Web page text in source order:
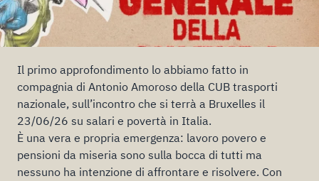
Il primo approfondimento lo abbiamo fatto in
compagnia di Antonio Amoroso della CUB trasporti
nazionale, sull’incontro che si terrà a Bruxelles il
23/06/26 su salari e povertà in Italia.
È una vera e propria emergenza: lavoro povero e
pensioni da miseria sono sulla bocca di tutti ma
nessuno ha intenzione di affrontare e risolvere. Con